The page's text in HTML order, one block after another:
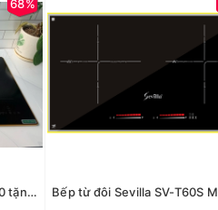
68%
Bếp từ đôi Sevilla SV-EG680 tặng bộ nồi inox 304